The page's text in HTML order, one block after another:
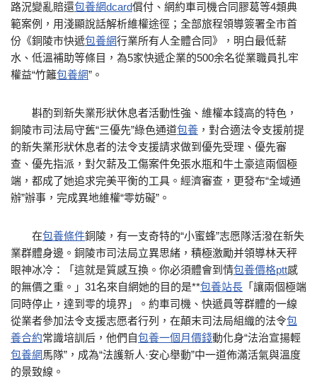
路況變亂賠還包養網dcard償付、網約車司機合同膠葛等4類典
範案例，用淺顯說話解析維權途徑；全部旅程領導簽署全市首
份《銅陵市快遞包養網行業所有人全體合同》，明白最低薪
水、低溫補助等條目，為5家快遞企業的500余名從業職員扎牢
權益“竹籬包養網”。
斟酌到新失業形狀休息者活動性強、維權本錢高的特色，
銅陵市司法局守舊“三優先”綠色通道包養 ，對合適法令支援前提
的新失業形狀休息者的法令支援請求做到優先受理、優先審
查、優先指派，對欠薪及工傷案件免張水瓶和牛土豪這兩個極
端，都成了她追求完美平衡的工具。經濟審查，更發布“全域通
辦”辦事，完成異地維權“零妨礙”。
在包養條件銅陵，有一支奇特的“小蜜蜂”志愿隊活潑在新失
業群體身邊。銅陵市司法局立異思緒，積極激勵并領導林天秤
眼神冰冷：「這就是質感互換。你必須體會到情包養價格ptt感
的無價之重。」31名來自網她的目的是**包養站長 「讓兩個極端
同時停止，達到零的境界」。約車司機、快遞員等群體的一線
從業者參加法令支援志愿者行列，在顛末司法局組織的法令包
養合約常識培訓后，他們自包養一個月價錢動化身“法治宣揚輕
包養網 馬隊”，成為“法護新人·安心舉動”中一道佈滿活氣與溫度
的景致線。